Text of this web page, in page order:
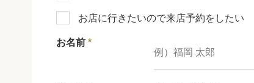
お店に行きたいので来店予約をしたい
お名前 *